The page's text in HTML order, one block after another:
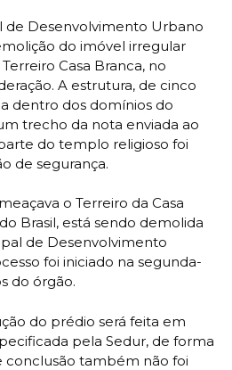
de Desenvolvimento Urbano
do imóvel irregular
Casa Branca, no
A estrutura, de cinco
dentro dos domínios do
trecho da nota enviada ao
do templo religioso foi
de segurança.
o Terreiro da Casa
Brasil, está sendo demolida
de Desenvolvimento
foi iniciado na segunda-
do órgão.
do prédio será feita em
pela Sedur, de forma
conclusão também não foi